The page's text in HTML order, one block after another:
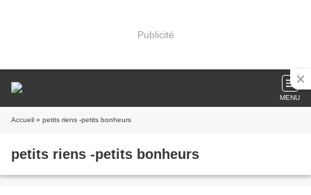
Publicité
MENU
Accueil » petits riens -petits bonheurs
petits riens -petits bonheurs